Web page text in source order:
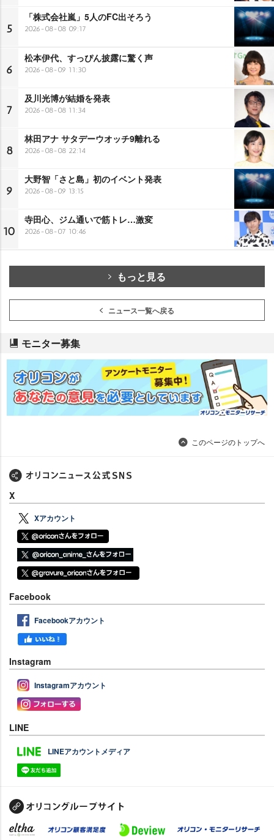
5
「株式会社嵐」5人のFC出そろう
2026-08-08 09:17
6
松本伊代、すっぴん披露に驚く声
2026-08-09 11:30
7
及川光博が結婚を発表
2026-08-08 11:34
8
林田アナ サタデーウオッチ9離れる
2026-08-08 22:14
9
大野智「さと島」初のイベント発表
2026-08-09 13:15
10
寺田心、ジム通いで筋トレ…激変
2026-08-07 10:46
もっと見る
ニュース一覧へ戻る
モニター募集
このページのトップへ
X
Xアカウント
Facebook
Facebookアカウント
Instagram
Instagramアカウント
LINE
LINEアカウントメディア